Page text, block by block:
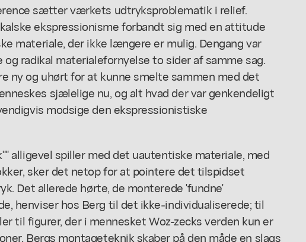
sætter værkets udtryksproblematik i relief.
ekspressionisme forbandt sig med en attitude
materiale, der ikke længere er mulig. Dengang var
og radikal materialefornyelse to sider af samme sag.
ny og uhørt for at kunne smelte sammen med det
sjælelige nu, og alt hvad der var genkendeligt
modsige den ekspressionistiske
alligevel spiller med det uautentiske materiale, med
sker det netop for at pointere det tilspidset
Det allerede hørte, de monterede 'fundne'
henviser hos Berg til det ikke-individualiserede; til
til figurer, der i mennesket Woz-zecks verden kun er
Bergs montageteknik skaber på den måde en slags